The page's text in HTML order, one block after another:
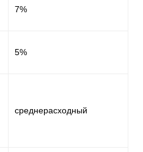
7%
5%
среднерасходный